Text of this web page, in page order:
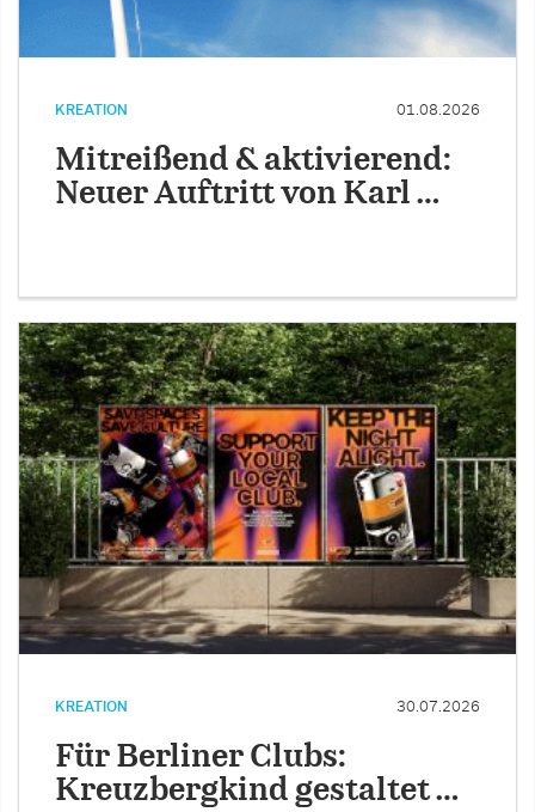
KREATION 01.08.2026
Mitreißend & aktivierend:
Neuer Auftritt von Karl …
KREATION 30.07.2026
Für Berliner Clubs:
Kreuzbergkind gestaltet …